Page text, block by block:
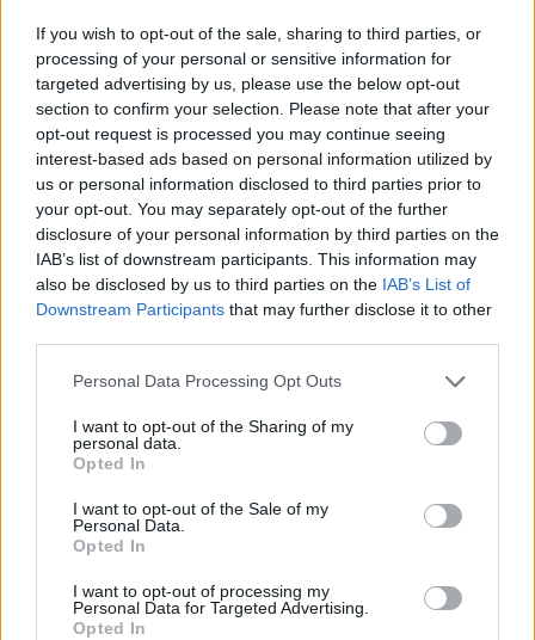
If you wish to opt-out of the sale, sharing to third parties, or
processing of your personal or sensitive information for
targeted advertising by us, please use the below opt-out
section to confirm your selection. Please note that after your
opt-out request is processed you may continue seeing
interest-based ads based on personal information utilized by
us or personal information disclosed to third parties prior to
your opt-out. You may separately opt-out of the further
disclosure of your personal information by third parties on the
IAB’s list of downstream participants. This information may
also be disclosed by us to third parties on the IAB’s List of
Downstream Participants that may further disclose it to other
Please note that this website/app uses one or more Google
not limited to your visit or usage behaviour. You may click to
grant or deny consent to Google and its third-party tags to
use your data for below specified purposes in below Google
consent section.
Personal Data Processing Opt Outs
I want to opt-out of the Sharing of my
personal data.
Opted In
I want to opt-out of the Sale of my
Personal Data.
Opted In
I want to opt-out of processing my
Personal Data for Targeted Advertising.
Opted In
Kevés redukció, illó-többlet, méz, trópusiak,
csiperke, őszibarack ice tea. Sűrű, édes, jó sava van,
intenzív, szinte robban, a mézes-nektáros aromák
dominálják. Több cser érezhető, ami végül felépíti a
bor jó szerkezetét. Az illó enyhén zavaró, ezért lefelé
görbül a pont.6/7p
Kracher Welschriesling TBA Nr. 4 Zwischen den
Seen 2011